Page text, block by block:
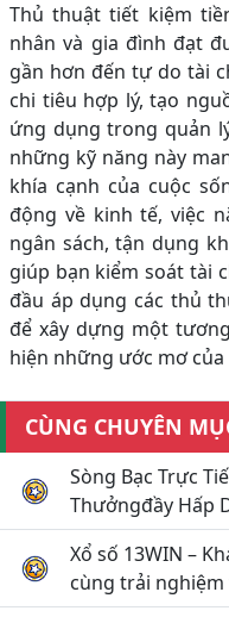
Thủ thuật tiết kiệm
nhân và gia đình đạt
gần hơn đến tự do tài
chi tiêu hợp lý, tạo
ứng dụng trong quản
những kỹ năng này
khía cạnh của cuộc
động về kinh tế, việc
ngân sách, tận dụng
giúp bạn kiểm soát tài
đầu áp dụng các thủ
để xây dựng một
hiện những ước mơ của
CÙNG CHUYÊN
Sòng Bạc Trực
Thưởngđầy Hấp
Xổ số 13WIN –
cùng trải